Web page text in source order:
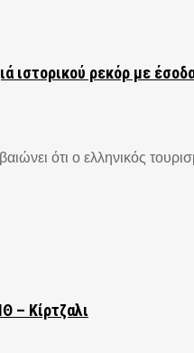
ιστορικού ρεκόρ με
ότι ο ελληνικός
– Κίρτζαλι